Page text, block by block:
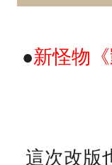
●新怪物
這次改版